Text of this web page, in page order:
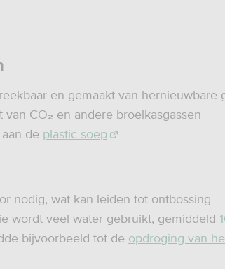
en gemaakt van hernieuwbare
van CO₂ en andere broeikasgassen
de plastic soep
nodig, wat kan leiden tot ontbossing
wordt veel water gebruikt, gemiddeld
bijvoorbeeld tot de opdroging van